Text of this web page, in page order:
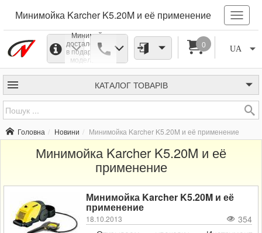
Минимойка Karcher K5.20M и её применение
Минимойка
досталось мне
в подарок. Эта
модель и её
современные
аналоги
является
самой
дешевой
силуминовой
данного
производителя
- всё что
дешевле,
пластик.
UA
0
КАТАЛОГ ТОВАРІВ
Головна Новини Минимойка Karcher K5.20M и её применение
Минимойка Karcher K5.20M и её
применение
Минимойка Karcher K5.20M и её
применение
18.10.2013
354